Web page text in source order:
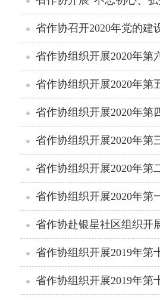
省作协召开2020年党的建
省作协组织开展2020年第
省作协组织开展2020年第
省作协组织开展2020年第
省作协组织开展2020年第
省作协组织开展2020年第
省作协组织开展2020年第
省作协赴银星社区组织开
省作协组织开展2019年第